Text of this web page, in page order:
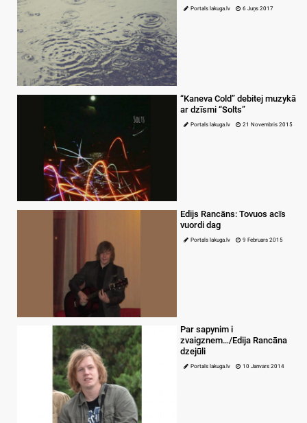
Portals lakuga.lv 6 Juņs 2017
“Kaneva Cold” debitej muzykā
ar dzīsmi “Solts”
Portals lakuga.lv 21 Novembris 2015
Edijs Rancāns: Tovuos acīs
vuordi dag
Portals lakuga.lv 9 Februars 2015
Par sapynim i
zvaigznem…/Edija Rancāna
dzejūli
Portals lakuga.lv 10 Janvars 2014